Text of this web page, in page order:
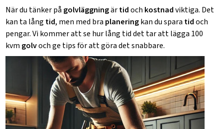
När du tänker på golvläggningärtidoch kostnadviktiga. Det
kan ta lång tid, men med bra planeringkan du spara tidoch
pengar. Vi kommer att se hur lång tid det tar att lägga 100
kvm golvoch ge tips för att göra det snabbare.